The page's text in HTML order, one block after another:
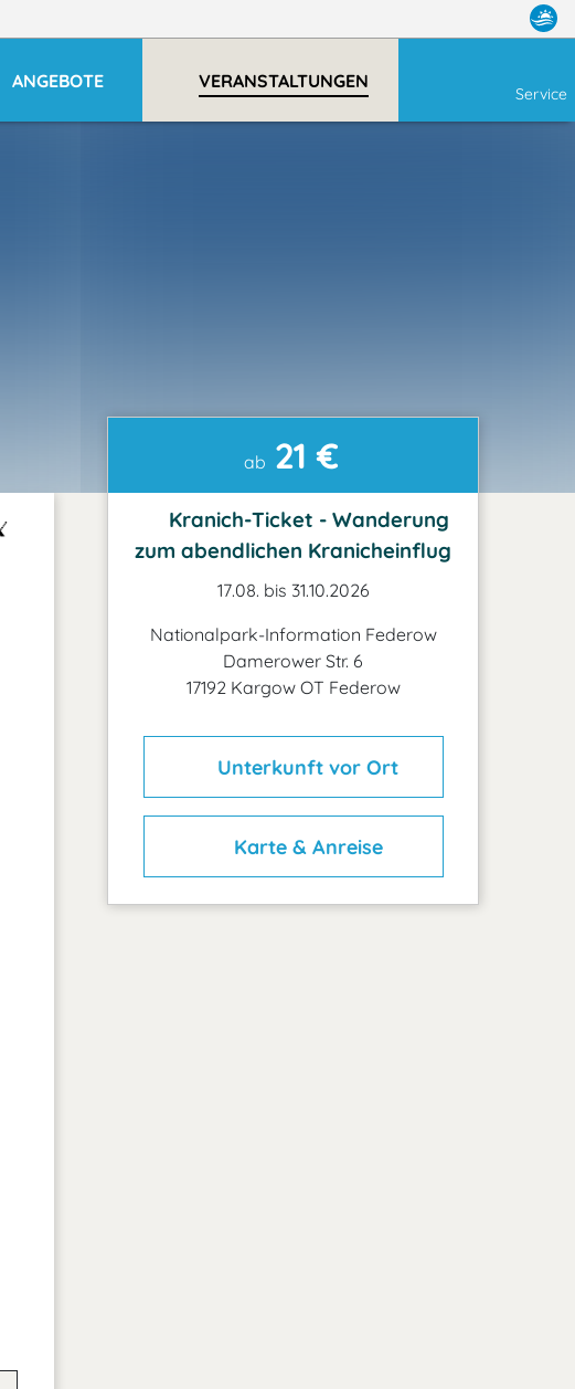
ANGEBOTE VERANSTALTUNGEN
Service
ab 21 €
Kranich-Ticket - Wanderung
zum abendlichen Kranicheinflug
17.08. bis 31.10.2026
Nationalpark-Information Federow
Damerower Str. 6
17192 Kargow OT Federow
Unterkunft vor Ort
Karte & Anreise